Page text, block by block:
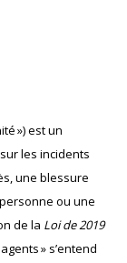
») est un
les incidents
une blessure
ou une
de la Loi de 2019
agents » s’entend